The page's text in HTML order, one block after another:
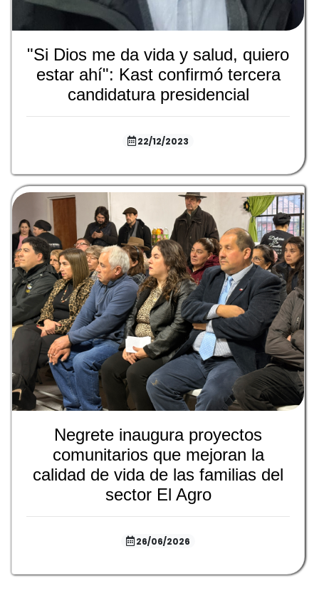
"Si Dios me da vida y salud, quiero
estar ahí": Kast confirmó tercera
candidatura presidencial
22/12/2023
Negrete inaugura proyectos
comunitarios que mejoran la
calidad de vida de las familias del
sector El Agro
26/06/2026